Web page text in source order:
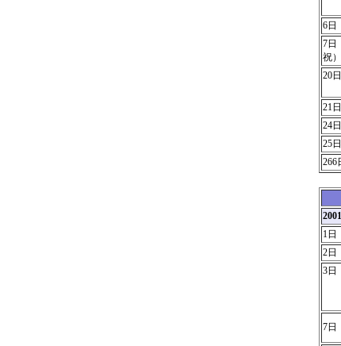
6日
7日
祝）
20
21
24
25
266
1日
2日
3日
7日